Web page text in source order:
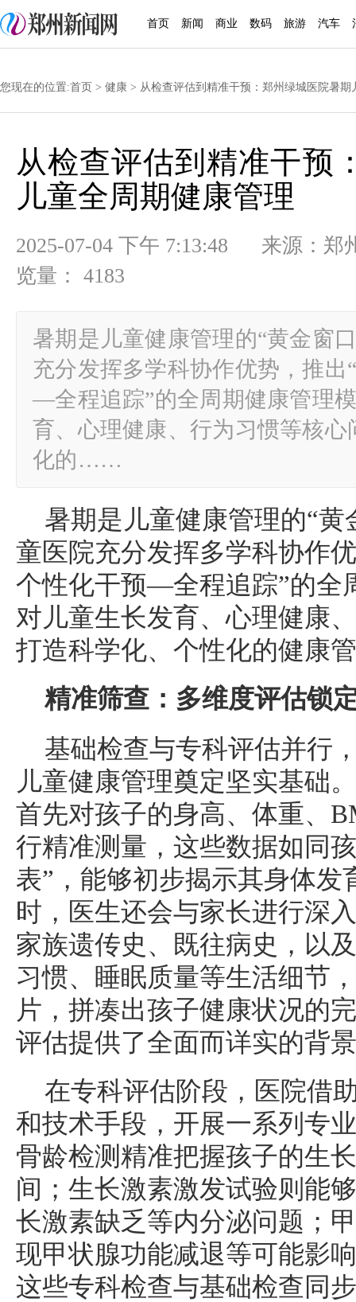
首页 新闻 商业 数码 旅游 汽车
您现在的位置:首页 > 健康 > 从检查评估到精准干预：郑州绿城医院暑期
从检查评估到精准干预
儿童全周期健康管理
2025-07-04 下午 7:13:48 来源：
览量： 4183
暑期是儿童健康管理的“黄金窗
充分发挥多学科协作优势，推
—全程追踪”的全周期健康管理
育、心理健康、行为习惯等核
化的……
暑期是儿童健康管理的“
童医院充分发挥多学科协作
个性化干预—全程追踪”的全
对儿童生长发育、心理健康
打造科学化、个性化的健康
精准筛查：多维度评估锁
基础检查与专科评估并行
儿童健康管理奠定坚实基础
首先对孩子的身高、体重、
行精准测量，这些数据如同
表”，能够初步揭示其身体发
时，医生还会与家长进行深
家族遗传史、既往病史，以
习惯、睡眠质量等生活细节
片，拼凑出孩子健康状况的
评估提供了全面而详实的背
在专科评估阶段，医院借
和技术手段，开展一系列专
骨龄检测精准把握孩子的生
间；生长激素激发试验则能
长激素缺乏等内分泌问题；
现甲状腺功能减退等可能影
这些专科检查与基础检查同